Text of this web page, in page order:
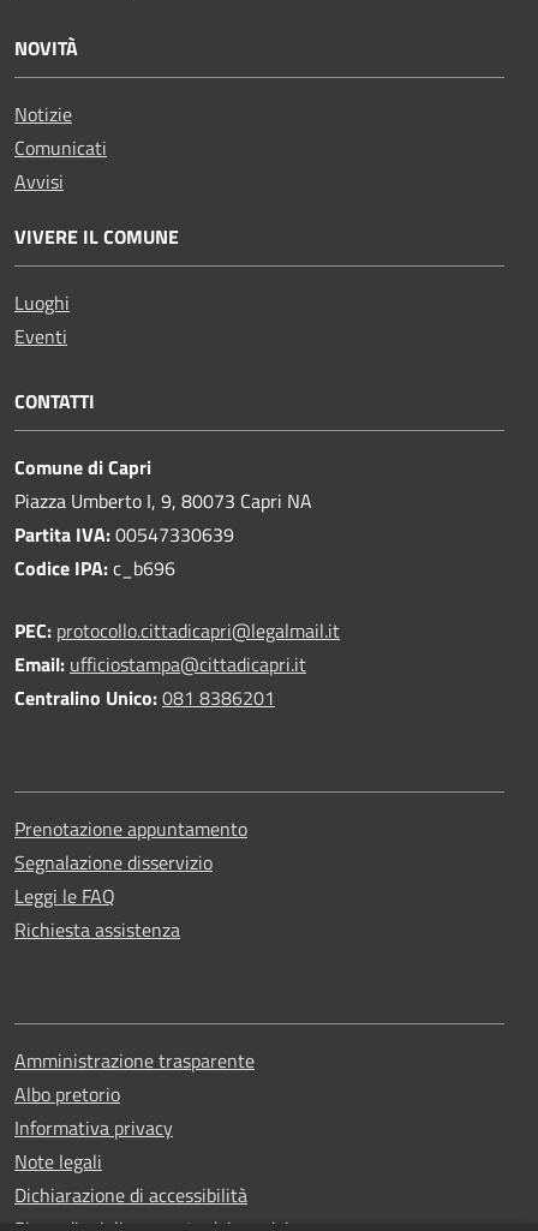
NOVITÀ
Notizie
Comunicati
Avvisi
VIVERE IL COMUNE
Luoghi
Eventi
CONTATTI
Comune di Capri
Piazza Umberto I, 9, 80073 Capri NA
Partita IVA:00547330639
Codice IPA:c_b696
PEC: protocollo.cittadicapri@legalmail.it
Email: ufficiostampa@cittadicapri.it
Centralino Unico:081 8386201
Prenotazione appuntamento
Segnalazione disservizio
Leggi le FAQ
Richiesta assistenza
Amministrazione trasparente
Albo pretorio
Informativa privacy
Note legali
Dichiarazione di accessibilità